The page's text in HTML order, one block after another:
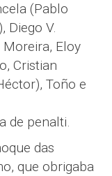
(Pablo
Diego V.
Moreira, Eloy
Cristian
Toño e
de penalti.
das
que obrigaba